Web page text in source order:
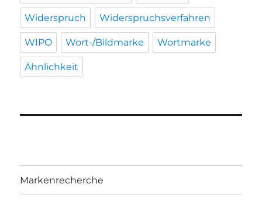
Widerspruch Widerspruchsverfahren
WIPO Wort-/Bildmarke Wortmarke
Ähnlichkeit
Markenrecherche